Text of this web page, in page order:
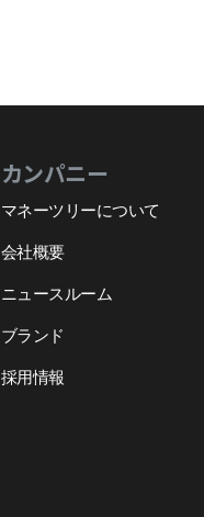
カンパニー
マネーツリーについて
会社概要
ニュースルーム
ブランド
採用情報